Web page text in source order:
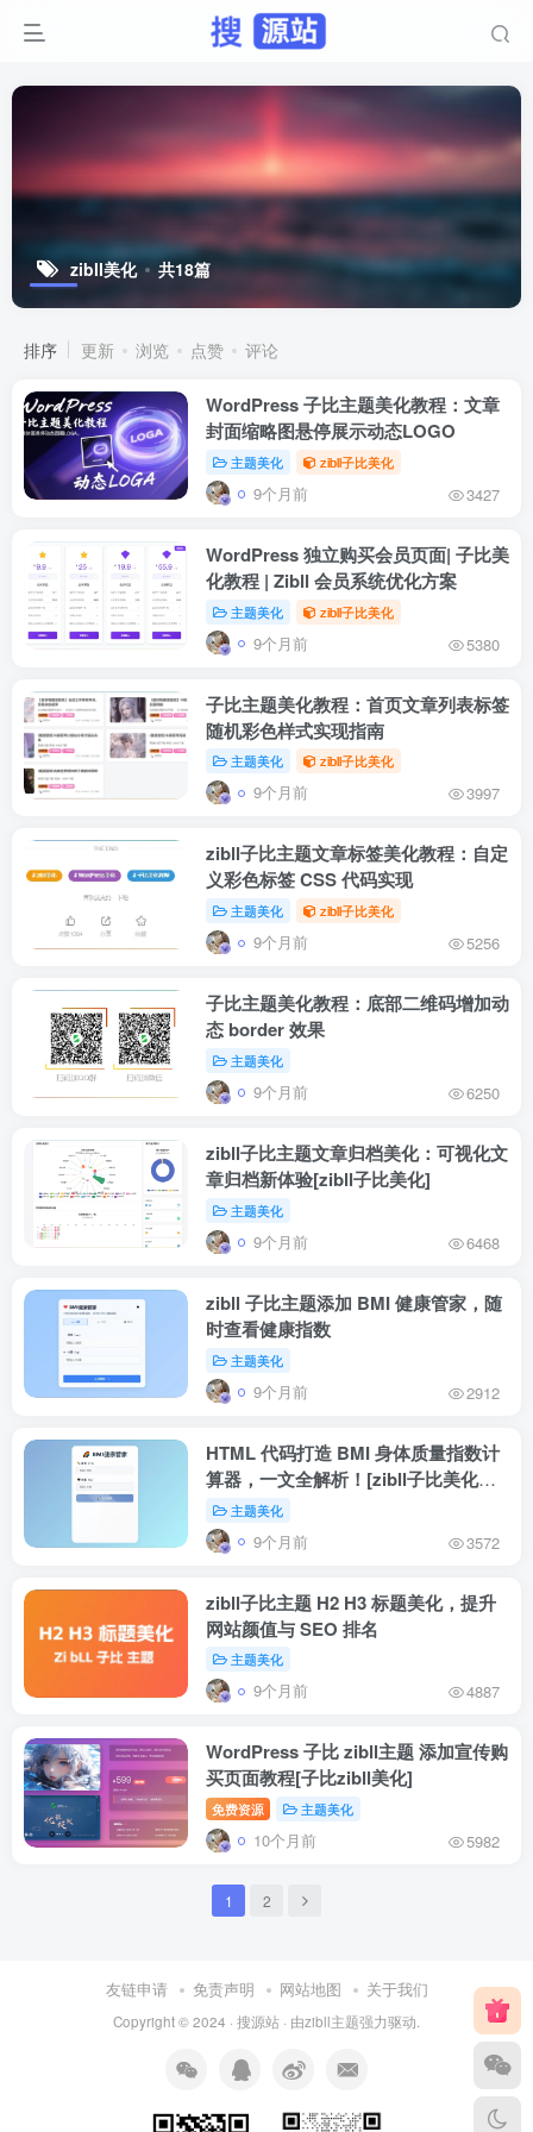
zibll美化 共18篇
排序 更新 浏览 点赞 评论
WordPress 子比主题美化教程：文章
封面缩略图悬停展示动态LOGO
主题美化 zibll子比美化
9个月前 3427
WordPress 独立购买会员页面| 子比美
化教程 | Zibll 会员系统优化方案
主题美化 zibll子比美化
9个月前 5380
子比主题美化教程：首页文章列表标签
随机彩色样式实现指南
主题美化 zibll子比美化
9个月前 3997
zibll子比主题文章标签美化教程：自定
义彩色标签 CSS 代码实现
主题美化 zibll子比美化
9个月前 5256
子比主题美化教程：底部二维码增加动
态 border 效果
主题美化
9个月前 6250
zibll子比主题文章归档美化：可视化文
章归档新体验[zibll子比美化]
主题美化
9个月前 6468
zibll 子比主题添加 BMI 健康管家，随
时查看健康指数
主题美化
9个月前 2912
HTML 代码打造 BMI 身体质量指数计
算器，一文全解析！[zibll子比美化教
程]主题美化
9个月前 3572
zibll子比主题 H2 H3 标题美化，提升
网站颜值与 SEO 排名
主题美化
9个月前 4887
WordPress 子比 zibll主题 添加宣传购
买页面教程[子比zibll美化]
免费资源 主题美化
10个月前 5982
1 2
友链申请 免责声明 网站地图 关于我们
Copyright © 2024 · 搜源站 · 由zibll主题强力驱动.